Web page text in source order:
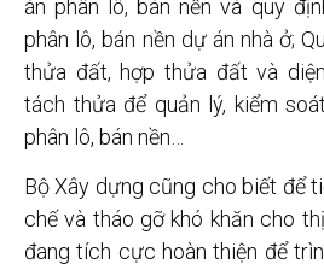
án phân lô, bán nền và quy
phân lô, bán nền dự án nhà ở;
thửa đất, hợp thửa đất và
tách thửa để quản lý, kiểm
phân lô, bán nền…
Bộ Xây dựng cũng cho biết để
chế và tháo gỡ khó khăn cho
đang tích cực hoàn thiện để